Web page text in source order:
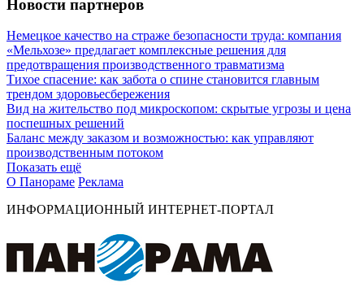
Новости партнеров
Немецкое качество на страже безопасности труда: компания
«Мельхозе» предлагает комплексные решения для
предотвращения производственного травматизма
Тихое спасение: как забота о спине становится главным
трендом здоровьесбережения
Вид на жительство под микроскопом: скрытые угрозы и цена
поспешных решений
Баланс между заказом и возможностью: как управляют
производственным потоком
Показать ещё
О Панораме Реклама
ИНФОРМАЦИОННЫЙ ИНТЕРНЕТ-ПОРТАЛ